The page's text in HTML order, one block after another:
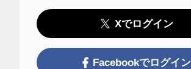
Xでログイン
Facebookでログイン